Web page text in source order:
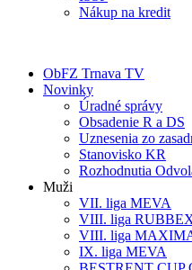
Nákup na kredit
ObFZ Trnava TV
Novinky
Úradné správy
Obsadenie R a DS
Uznesenia zo
Stanovisko KR
Rozhodnutia
Muži
VII. liga MEVA
VIII. liga
VIII. liga
IX. liga MEVA